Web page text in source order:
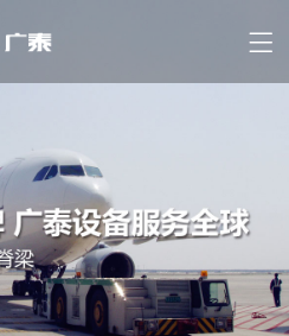
喜报！威海广泰ESG评级荣获AAA级 可持续发展实力获权威…